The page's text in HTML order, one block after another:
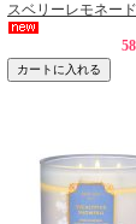
スベリーレモネード